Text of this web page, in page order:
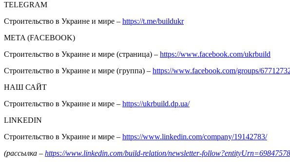
TELEGRAM
Строительство в Украине и мире – https://t.me/buildukr
META (FACEBOOK)
Строительство в Украине и мире (страница) – https://www.facebook.com/ukrbuild
Строительство в Украине и мире (группа) – https://www.facebook.com/groups/
НАШ САЙТ
Строительство в Украине и мире – https://ukrbuild.dp.ua/
LINKEDIN
Строительство в Украине и мире – https://www.linkedin.com/company/19142783/
(рассылка – https://www.linkedin.com/build-relation/newsletter-